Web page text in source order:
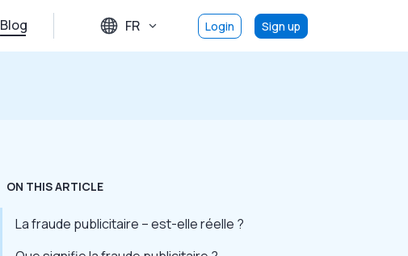
Blog FR Login Sign up
ON THIS ARTICLE
La fraude publicitaire – est-elle réelle ?